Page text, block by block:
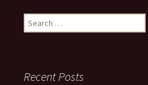
Search
for:
Recent Posts